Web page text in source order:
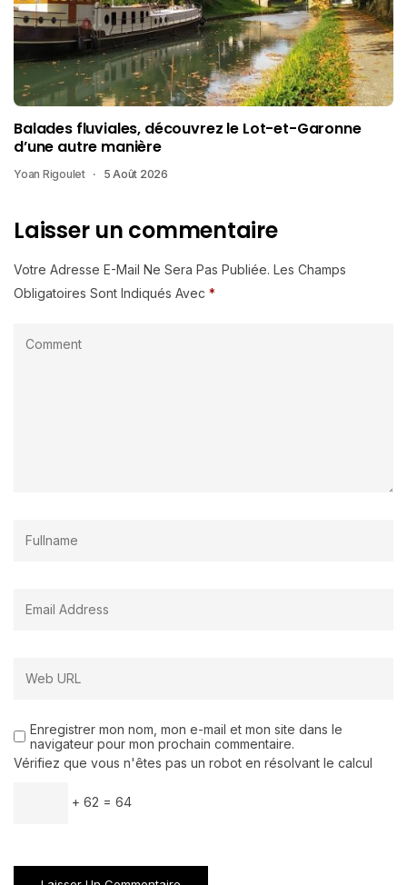
Balades fluviales, découvrez le Lot-et-Garonne
d’une autre manière
Yoan Rigoulet 5 Août 2026
Laisser un commentaire
Votre Adresse E-Mail Ne Sera Pas Publiée. Les Champs
Obligatoires Sont Indiqués Avec *
Enregistrer mon nom, mon e-mail et mon site dans le
navigateur pour mon prochain commentaire.
Vérifiez que vous n'êtes pas un robot en résolvant le calcul
+ 62 = 64